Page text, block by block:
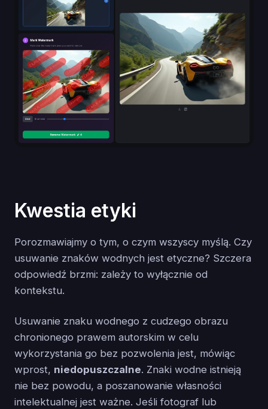
Kwestia etyki
Porozmawiajmy o tym, o czym wszyscy myślą. Czy
usuwanie znaków wodnych jest etyczne? Szczera
odpowiedź brzmi: zależy to wyłącznie od
kontekstu.
Usuwanie znaku wodnego z cudzego obrazu
chronionego prawem autorskim w celu
wykorzystania go bez pozwolenia jest, mówiąc
wprost, niedopuszczalne. Znaki wodne istnieją
nie bez powodu, a poszanowanie własności
intelektualnej jest ważne. Jeśli fotograf lub